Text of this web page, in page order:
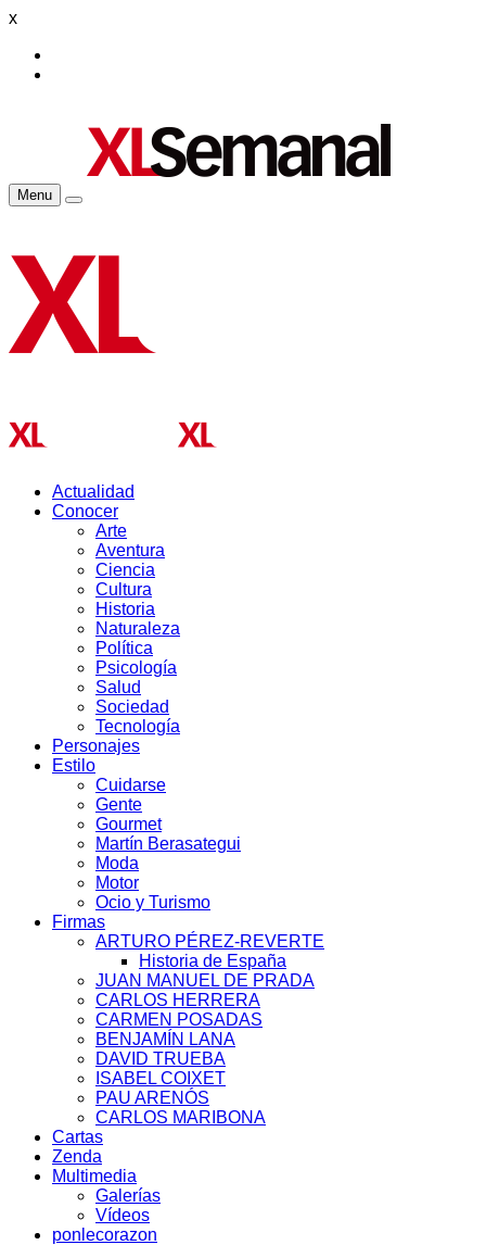
x
Menu
Actualidad
Conocer
Arte
Aventura
Ciencia
Cultura
Historia
Naturaleza
Política
Psicología
Salud
Sociedad
Tecnología
Personajes
Estilo
Cuidarse
Gente
Gourmet
Martín Berasategui
Moda
Motor
Ocio y Turismo
Firmas
ARTURO PÉREZ-REVERTE
Historia de España
JUAN MANUEL DE PRADA
CARLOS HERRERA
CARMEN POSADAS
BENJAMÍN LANA
DAVID TRUEBA
ISABEL COIXET
PAU ARENÓS
CARLOS MARIBONA
Cartas
Zenda
Multimedia
Galerías
Vídeos
ponlecorazon